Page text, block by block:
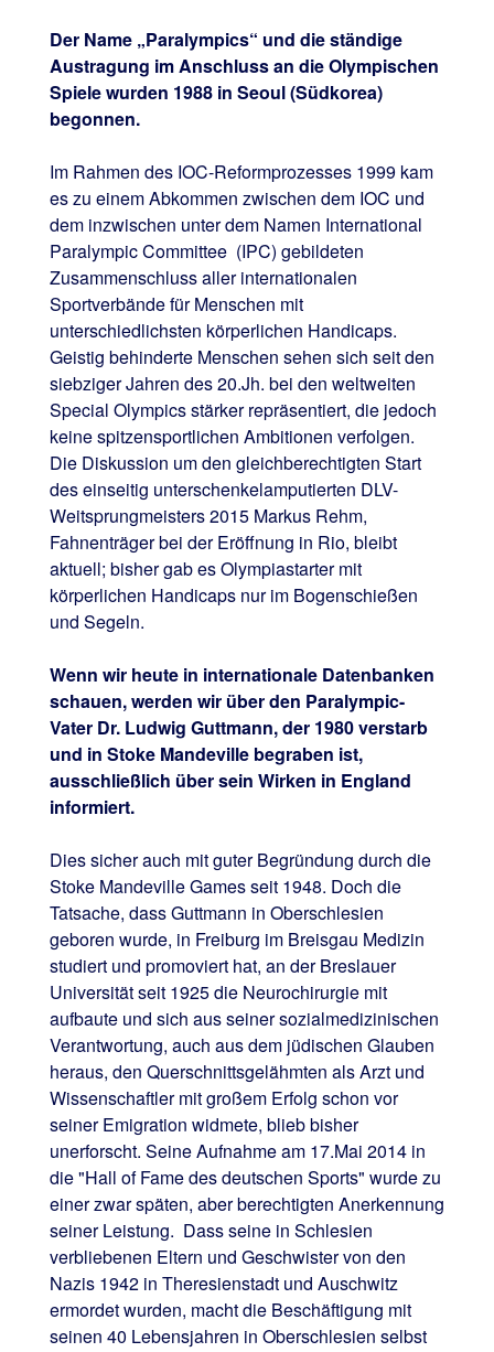
Der Name „Paralympics“ und die ständige
Austragung im Anschluss an die Olympischen
Spiele wurden 1988 in Seoul (Südkorea)
begonnen.
Im Rahmen des IOC-Reformprozesses 1999 kam
es zu einem Abkommen zwischen dem IOC und
dem inzwischen unter dem Namen International
Paralympic Committee (IPC) gebildeten
Zusammenschluss aller internationalen
Sportverbände für Menschen mit
unterschiedlichsten körperlichen Handicaps.
Geistig behinderte Menschen sehen sich seit den
siebziger Jahren des 20.Jh. bei den weltweiten
Special Olympics stärker repräsentiert, die jedoch
keine spitzensportlichen Ambitionen verfolgen.
Die Diskussion um den gleichberechtigten Start
des einseitig unterschenkelamputierten DLV-
Weitsprungmeisters 2015 Markus Rehm,
Fahnenträger bei der Eröffnung in Rio, bleibt
aktuell; bisher gab es Olympiastarter mit
körperlichen Handicaps nur im Bogenschießen
und Segeln.
Wenn wir heute in internationale Datenbanken
schauen, werden wir über den Paralympic-
Vater Dr. Ludwig Guttmann, der 1980 verstarb
und in Stoke Mandeville begraben ist,
ausschließlich über sein Wirken in England
informiert.
Dies sicher auch mit guter Begründung durch die
Stoke Mandeville Games seit 1948. Doch die
Tatsache, dass Guttmann in Oberschlesien
geboren wurde, in Freiburg im Breisgau Medizin
studiert und promoviert hat, an der Breslauer
Universität seit 1925 die Neurochirurgie mit
aufbaute und sich aus seiner sozialmedizinischen
Verantwortung, auch aus dem jüdischen Glauben
heraus, den Querschnittsgelähmten als Arzt und
Wissenschaftler mit großem Erfolg schon vor
seiner Emigration widmete, blieb bisher
unerforscht. Seine Aufnahme am 17.Mai 2014 in
die "Hall of Fame des deutschen Sports" wurde zu
einer zwar späten, aber berechtigten Anerkennung
seiner Leistung. Dass seine in Schlesien
verbliebenen Eltern und Geschwister von den
Nazis 1942 in Theresienstadt und Auschwitz
ermordet wurden, macht die Beschäftigung mit
seinen 40 Lebensjahren in Oberschlesien selbst